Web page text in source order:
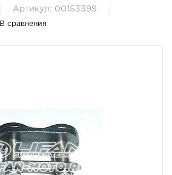
Артикул: 00153399
В сравнения